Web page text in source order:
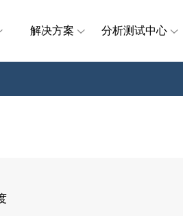
解决方案 分析测试中心